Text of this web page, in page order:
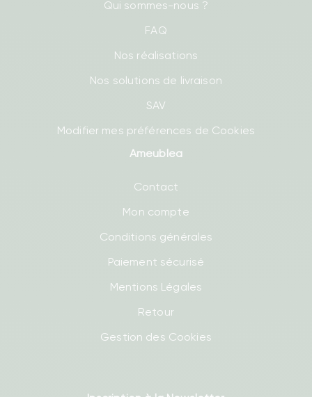
Qui sommes-nous ?
FAQ
Nos réalisations
Nos solutions de livraison
SAV
Modifier mes préférences de Cookies
Ameublea
Contact
Mon compte
Conditions générales
Paiement sécurisé
Mentions Légales
Retour
Gestion des Cookies